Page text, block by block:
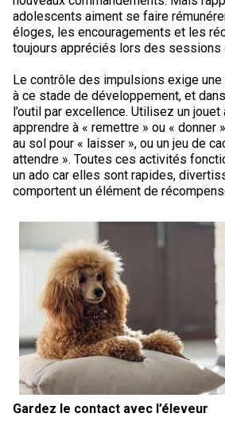
Corgi gallois (Cardigan)
Corgi gallois (Pembroke)
Pumi
Lapphund suédois
Rhodesian ridgeback
Lévrier persan
Shikoku
Whippet
Chien nu du Pérou (Perro Sin Pelo Del
Épagneul des champs
Épagneul français
Épagneul d’eau irlandais
Épagneul Sussex
Épagneul springer gallois
Vizsla à poil lisse
Vizsla à poil dur
Braque de Weimar
Terrier wheaten à poil doux
Bull terrier du Staffordshire
Terrier gallois
Terrier blanc du West Highland
Mâtin napolitain
Terre-Neuve
Chien d’eau portugais
Rottweiler
Samoyède
Schnauzer (standard)
Husky sibérien
Saint Bernard
Dogue du Tibet
adolescents aiment se faire
éloges, les encouragements et les
toujours appréciés lors des sessions
Le contrôle des impulsions exige
à ce stade de développement, et
l’outil par excellence. Utilisez un
apprendre à « remettre » ou « donner
au sol pour « laisser », ou un jeu de
attendre ». Toutes ces activités
un ado car elles sont rapides,
comportent un élément de
Gardez le contact avec l’éleveur